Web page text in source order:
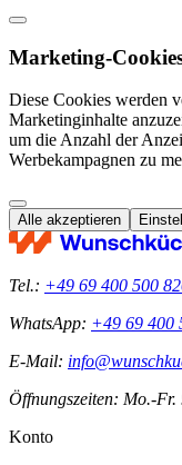
Marketing-
Diese Cookies werden
Marketinginhalte
um die Anzahl der
Werbekampagnen zu
Alle akzeptieren
Tel.: +49 69 400 500
WhatsApp: +49 69 400
E-Mail:
Öffnungszeiten: Mo.-
Konto